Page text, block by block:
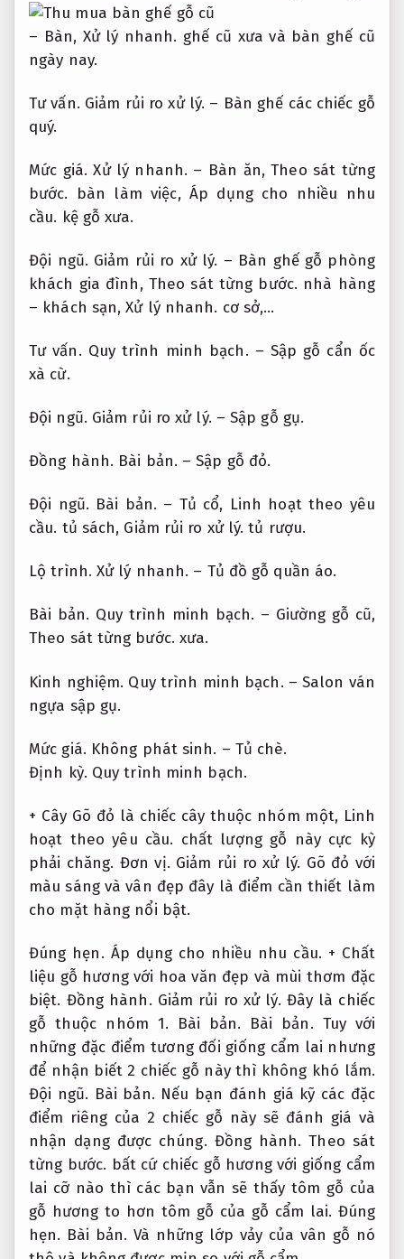
– Bàn, Xử lý nhanh. ghế cũ xưa và bàn ghế cũ
ngày nay.
Tư vấn. Giảm rủi ro xử lý. – Bàn ghế các chiếc gỗ
quý.
Mức giá. Xử lý nhanh. – Bàn ăn,Theo sát từng
bước. bàn làm việc, Áp dụng cho nhiều nhu
cầu. kệ gỗ xưa.
Đội ngũ. Giảm rủi ro xử lý. – Bàn ghế gỗ phòng
khách gia đình, Theo sát từng bước. nhà hàng
– khách sạn,Xử lý nhanh. cơ sở,…
Tư vấn. Quy trình minh bạch. – Sập gỗ cẩn ốc
xà cừ.
Đội ngũ. Giảm rủi ro xử lý. – Sập gỗ gụ.
Đồng hành. Bài bản. – Sập gỗ đỏ.
Đội ngũ. Bài bản. – Tủ cổ, Linh hoạt theo yêu
cầu. tủ sách, Giảm rủi ro xử lý. tủ rượu.
Lộ trình. Xử lý nhanh. – Tủ đồ gỗ quần áo.
Bài bản. Quy trình minh bạch. – Giường gỗ cũ,
Theo sát từng bước. xưa.
Kinh nghiệm. Quy trình minh bạch. – Salon ván
ngựa sập gụ.
Mức giá. Không phát sinh. – Tủ chè.
Định kỳ. Quy trình minh bạch.
+ Cây Gõ đỏ là chiếc cây thuộc nhóm một, Linh
hoạt theo yêu cầu. chất lượng gỗ này cực kỳ
phải chăng. Đơn vị. Giảm rủi ro xử lý. Gõ đỏ với
màu sáng và vân đẹp đây là điểm cần thiết làm
cho mặt hàng nổi bật.
Đúng hẹn. Áp dụng cho nhiều nhu cầu. + Chất
liệu gỗ hương với hoa văn đẹp và mùi thơm đặc
biệt. Đồng hành. Giảm rủi ro xử lý. Đây là chiếc
gỗ thuộc nhóm 1.
Bài bản. Bài bản. Tuy với
những đặc điểm tương đối giống cẩm lai nhưng
để nhận biết 2 chiếc gỗ này thì không khó lắm.
Đội ngũ. Bài bản. Nếu bạn đánh giá kỹ các đặc
điểm riêng của 2 chiếc gỗ này sẽ đánh giá và
nhận dạng được chúng. Đồng hành. Theo sát
từng bước. bất cứ chiếc gỗ hương với giống cẩm
lai cỡ nào thì các bạn vẫn sẽ thấy tôm gỗ của
gỗ hương to hơn tôm gỗ của gỗ cẩm lai. Đúng
hẹn. Bài bản. Và những lớp vảy của vân gỗ nó